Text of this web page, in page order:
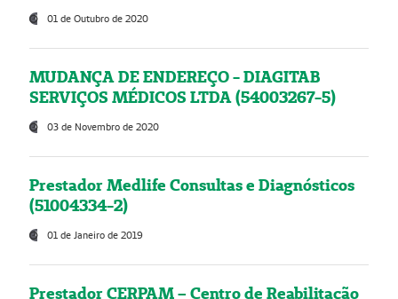
01 de Outubro de 2020
MUDANÇA DE ENDEREÇO - DIAGITAB
SERVIÇOS MÉDICOS LTDA (54003267-5)
03 de Novembro de 2020
Prestador Medlife Consultas e Diagnósticos
(51004334-2)
01 de Janeiro de 2019
Prestador CERPAM – Centro de Reabilitação